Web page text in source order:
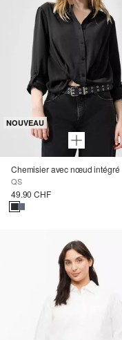
NOUVEAU
Chemisier avec nœud intégré
QS
49.90 CHF